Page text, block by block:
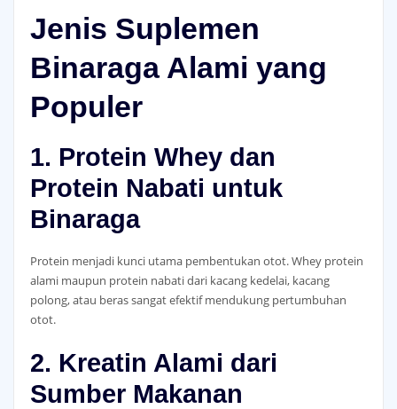
Jenis Suplemen
Binaraga Alami yang
Populer
1. Protein Whey dan
Protein Nabati untuk
Binaraga
Protein menjadi kunci utama pembentukan otot. Whey protein
alami maupun protein nabati dari kacang kedelai, kacang
polong, atau beras sangat efektif mendukung pertumbuhan
otot.
2. Kreatin Alami dari
Sumber Makanan